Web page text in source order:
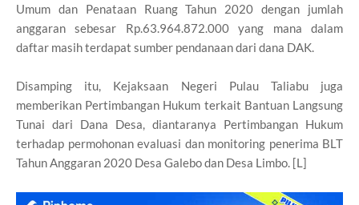
Umum dan Penataan Ruang Tahun 2020 dengan jumlah
anggaran sebesar Rp.63.964.872.000 yang mana dalam
daftar masih terdapat sumber pendanaan dari dana DAK.
Disamping itu, Kejaksaan Negeri Pulau Taliabu juga
memberikan Pertimbangan Hukum terkait Bantuan Langsung
Tunai dari Dana Desa, diantaranya Pertimbangan Hukum
terhadap permohonan evaluasi dan monitoring penerima BLT
Tahun Anggaran 2020 Desa Galebo dan Desa Limbo. [L]